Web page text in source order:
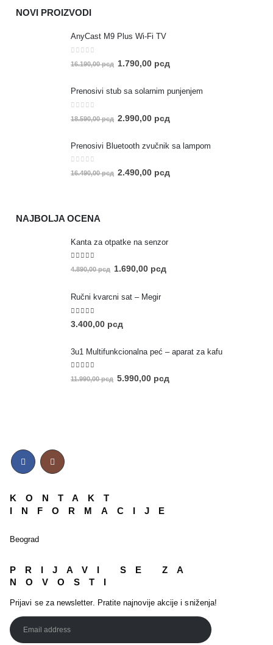
NOVI PROIZVODI
AnyCast M9 Plus Wi-Fi TV
16.190,00рсд 1.790,00 рсд
Prenosivi stub sa solarnim punjenjem
18.590,00рсд 2.990,00 рсд
Prenosivi Bluetooth zvučnik sa lampom
0out of 5
16.490,00рсд 2.490,00 рсд
NAJBOLJA OCENA
Kanta za otpatke na senzor
5.00out of 5
4.890,00рсд 1.690,00 рсд
Ručni kvarcni sat – Megir
5.00out of 5
3.400,00 рсд
3u1 Multifunkcionalna peć – aparat za kafu
5.00out of 5
11.990,00рсд 5.990,00 рсд
KONTAKT
INFORMACIJE
Beograd
PRIJAVI SE ZA
NOVOSTI
Prijavi se za newsletter. Pratite najnovije akcije i sniženja!